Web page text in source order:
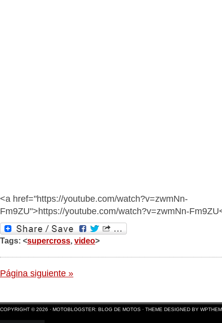
<a href="https://youtube.com/watch?v=zwmNn-
Fm9ZU">https://youtube.com/watch?v=zwmNn-
Tags: <supercross, video>
Página siguiente »
COPYRIGHT © 2026 · MOTOBLOGSTER: BLOG DE MOTOS · THEME DESIGNED BY